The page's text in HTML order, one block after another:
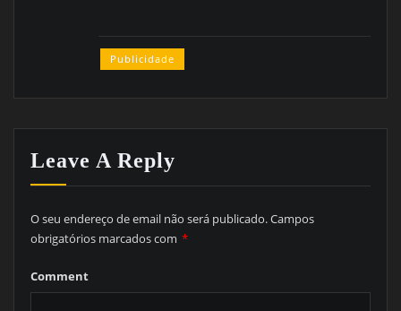
Publicidade
Leave A Reply
O seu endereço de email não será publicado.Campos
obrigatórios marcados com *
Comment